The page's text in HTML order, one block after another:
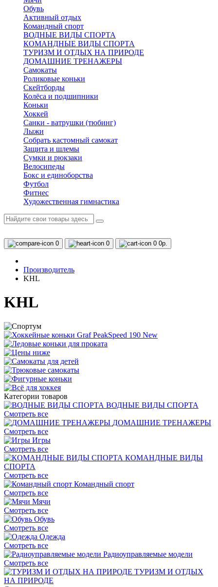
Обувь
Активный отдых
Командный спорт
ВОДНЫЕ ВИДЫ СПОРТА
КОМАНДНЫЕ ВИДЫ СПОРТА
ТУРИЗМ И ОТДЫХ НА ПРИРОДЕ
ДОМАШНИЕ ТРЕНАЖЕРЫ
Самокаты
Роликовые коньки
Скейтборды
Колёса и подшипники
Коньки
Хоккей
Санки - ватрушки (тюбинг)
Лыжи
Собрать кастомный самокат
Защита и шлемы
Сумки и рюкзаки
Велосипеды
Бокс и единоборства
Футбол
Фитнес
Художественная гимнастика
0 0 0 0р.
Производитель
KHL
KHL
Категории товаров
ВОДНЫЕ ВИДЫ СПОРТА
Смотреть все
ДОМАШНИЕ ТРЕНАЖЕРЫ
Смотреть все
Игры
Смотреть все
КОМАНДНЫЕ ВИДЫ
СПОРТА
Смотреть все
Командный спорт
Смотреть все
Мячи
Смотреть все
Обувь
Смотреть все
Одежда
Смотреть все
Радиоуправляемые модели
Смотреть все
ТУРИЗМ И ОТДЫХ
НА ПРИРОДЕ